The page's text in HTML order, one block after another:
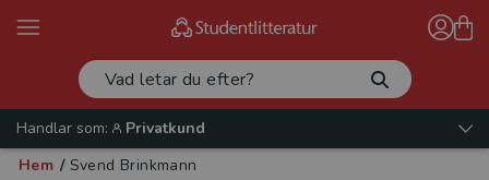
Handlar som:
Privatkund
Hem / Svend Brinkmann